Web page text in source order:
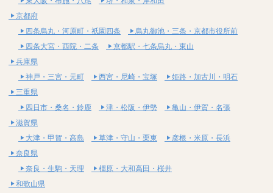
京都府
四条烏丸・河原町・祇園四条
烏丸御池・三条・京都市役所前
四条大宮・西院・二条
京都駅・七条烏丸・東山
兵庫県
神戸・三宮・元町
西宮・尼崎・宝塚
姫路・加古川・明石
三重県
四日市・桑名・鈴鹿
津・松阪・伊勢
亀山・伊賀・名張
滋賀県
大津・甲賀・高島
草津・守山・栗東
彦根・米原・長浜
奈良県
奈良・生駒・天理
橿原・大和高田・桜井
和歌山県